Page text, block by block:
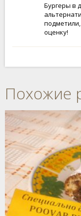
Бургеры в
оценку!
Похожие